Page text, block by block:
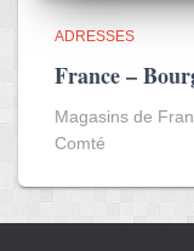
ADRESSES
France –
Magasins de
Comté